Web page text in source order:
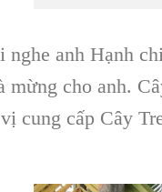
nghe anh Hạnh
mừng cho anh.
cung cấp Cây